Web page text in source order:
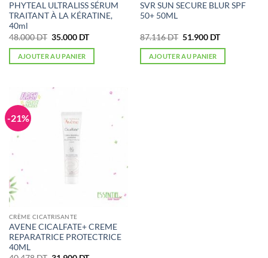
PHYTEAL ULTRALISS SÉRUM
TRAITANT À LA KÉRATINE,
40ml
48.000DT Le
initial
était :
35.000 DTLe
actuel
AJOUTER AU PANIER
SVR SUN SECURE BLUR SPF
50+ 50ML
87.116DT Le
initial
était :
51.900 DTLe
actuel
AJOUTER AU PANIER
-21%
CRÈME CICATRISANTE
AVENE CICALFATE+ CREME
REPARATRICE PROTECTRICE
40ML